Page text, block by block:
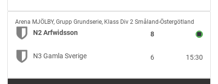
N2
Arfwidsson
vs
N3
Gamla
Arena MJÖLBY, Grupp Grundserie, Klass Div 2 Småland-Östergötland
N2 Arfwidsson 8
N3 Gamla Sverige 15:30
6